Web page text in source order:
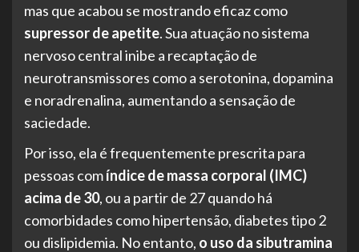
mas que acabou se mostrando eficaz como
supressor de apetite. Sua atuação no sistema
nervoso central inibe a recaptação de
neurotransmissores como a serotonina, dopamina
e noradrenalina, aumentando a sensação de
saciedade.
Por isso, ela é frequentemente prescrita para
pessoas comíndice de massa corporal (IMC)
acima de 30, ou a partir de 27 quando há
comorbidades como hipertensão, diabetes tipo 2
ou dislipidemia. No entanto, o uso da sibutramina